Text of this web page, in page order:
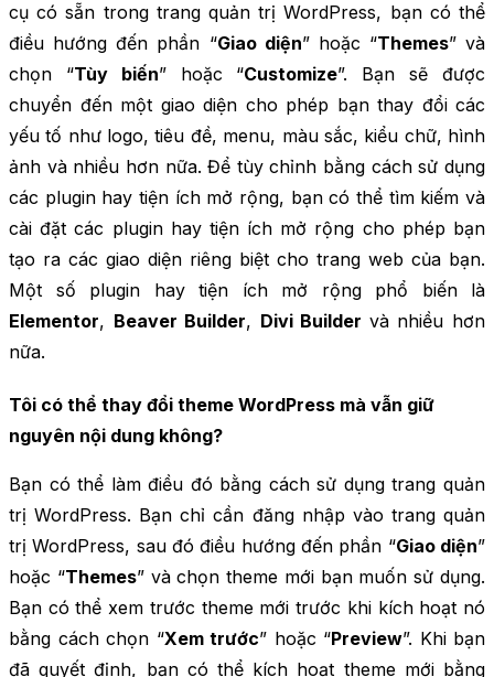
cụ có sẵn trong trang quản trị WordPress, bạn có thể
điều hướng đến phần “Giao diện” hoặc “Themes” và
chọn “Tùy biến” hoặc “Customize”. Bạn sẽ được
chuyển đến một giao diện cho phép bạn thay đổi các
yếu tố như logo, tiêu đề, menu, màu sắc, kiểu chữ, hình
ảnh và nhiều hơn nữa. Để tùy chỉnh bằng cách sử dụng
các plugin hay tiện ích mở rộng, bạn có thể tìm kiếm và
cài đặt các plugin hay tiện ích mở rộng cho phép bạn
tạo ra các giao diện riêng biệt cho trang web của bạn.
Một số plugin hay tiện ích mở rộng phổ biến là
Elementor, Beaver Builder, Divi Builder và nhiều hơn
nữa.
Tôi có thể thay đổi theme WordPress mà vẫn giữ
nguyên nội dung không?
Bạn có thể làm điều đó bằng cách sử dụng trang quản
trị WordPress. Bạn chỉ cần đăng nhập vào trang quản
trị WordPress, sau đó điều hướng đến phần “Giao diện”
hoặc “Themes” và chọn theme mới bạn muốn sử dụng.
Bạn có thể xem trước theme mới trước khi kích hoạt nó
bằng cách chọn “Xem trước” hoặc “Preview”. Khi bạn
đã quyết định, bạn có thể kích hoạt theme mới bằng